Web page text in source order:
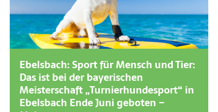
Ebelsbach: Sport für Mensch und Tier:
Das ist bei der bayerischen
Meisterschaft „Turnierhundesport“ in
Ebelsbach Ende Juni geboten –